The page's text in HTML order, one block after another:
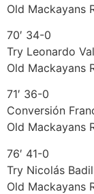
Old Mackayans
70′ 34-0
Try Leonardo
Old Mackayans
71′ 36-0
Conversión
Old Mackayans
76′ 41-0
Try Nicolás
Old Mackayans